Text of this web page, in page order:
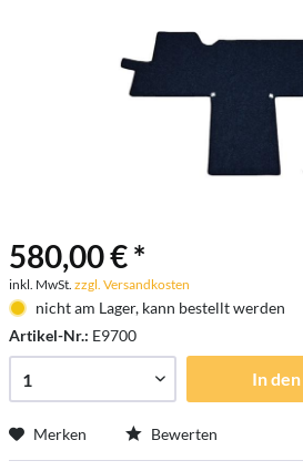
580,00 € *
inkl. MwSt. zzgl. Versandkosten
nicht am Lager, kann bestellt werden
Artikel-Nr.: E9700
In den
Merken Bewerten